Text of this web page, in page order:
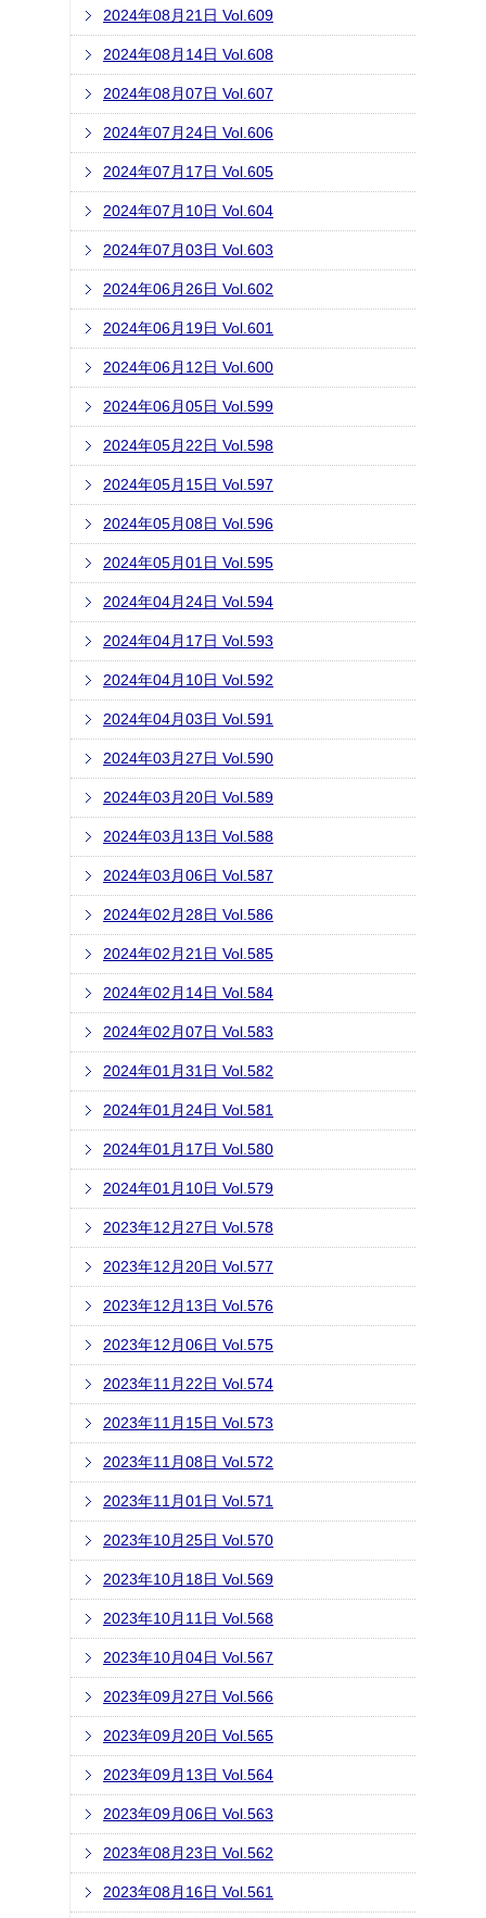
2024年08月21日 Vol.609
2024年08月14日 Vol.608
2024年08月07日 Vol.607
2024年07月24日 Vol.606
2024年07月17日 Vol.605
2024年07月10日 Vol.604
2024年07月03日 Vol.603
2024年06月26日 Vol.602
2024年06月19日 Vol.601
2024年06月12日 Vol.600
2024年06月05日 Vol.599
2024年05月22日 Vol.598
2024年05月15日 Vol.597
2024年05月08日 Vol.596
2024年05月01日 Vol.595
2024年04月24日 Vol.594
2024年04月17日 Vol.593
2024年04月10日 Vol.592
2024年04月03日 Vol.591
2024年03月27日 Vol.590
2024年03月20日 Vol.589
2024年03月13日 Vol.588
2024年03月06日 Vol.587
2024年02月28日 Vol.586
2024年02月21日 Vol.585
2024年02月14日 Vol.584
2024年02月07日 Vol.583
2024年01月31日 Vol.582
2024年01月24日 Vol.581
2024年01月17日 Vol.580
2024年01月10日 Vol.579
2023年12月27日 Vol.578
2023年12月20日 Vol.577
2023年12月13日 Vol.576
2023年12月06日 Vol.575
2023年11月22日 Vol.574
2023年11月15日 Vol.573
2023年11月08日 Vol.572
2023年11月01日 Vol.571
2023年10月25日 Vol.570
2023年10月18日 Vol.569
2023年10月11日 Vol.568
2023年10月04日 Vol.567
2023年09月27日 Vol.566
2023年09月20日 Vol.565
2023年09月13日 Vol.564
2023年09月06日 Vol.563
2023年08月23日 Vol.562
2023年08月16日 Vol.561